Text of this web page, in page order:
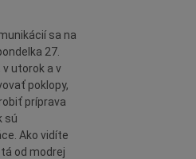
sa na
27.
utorok a v
poklopy,
príprava
sú
Ako vidíte
od modrej